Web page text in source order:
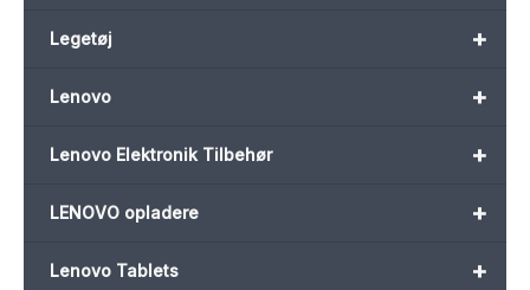
+
Legetøj
+
Lenovo
+
Lenovo Elektronik Tilbehør
+
LENOVO opladere
+
Lenovo Tablets